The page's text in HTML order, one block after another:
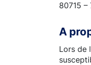
80715 –
A
Lors de